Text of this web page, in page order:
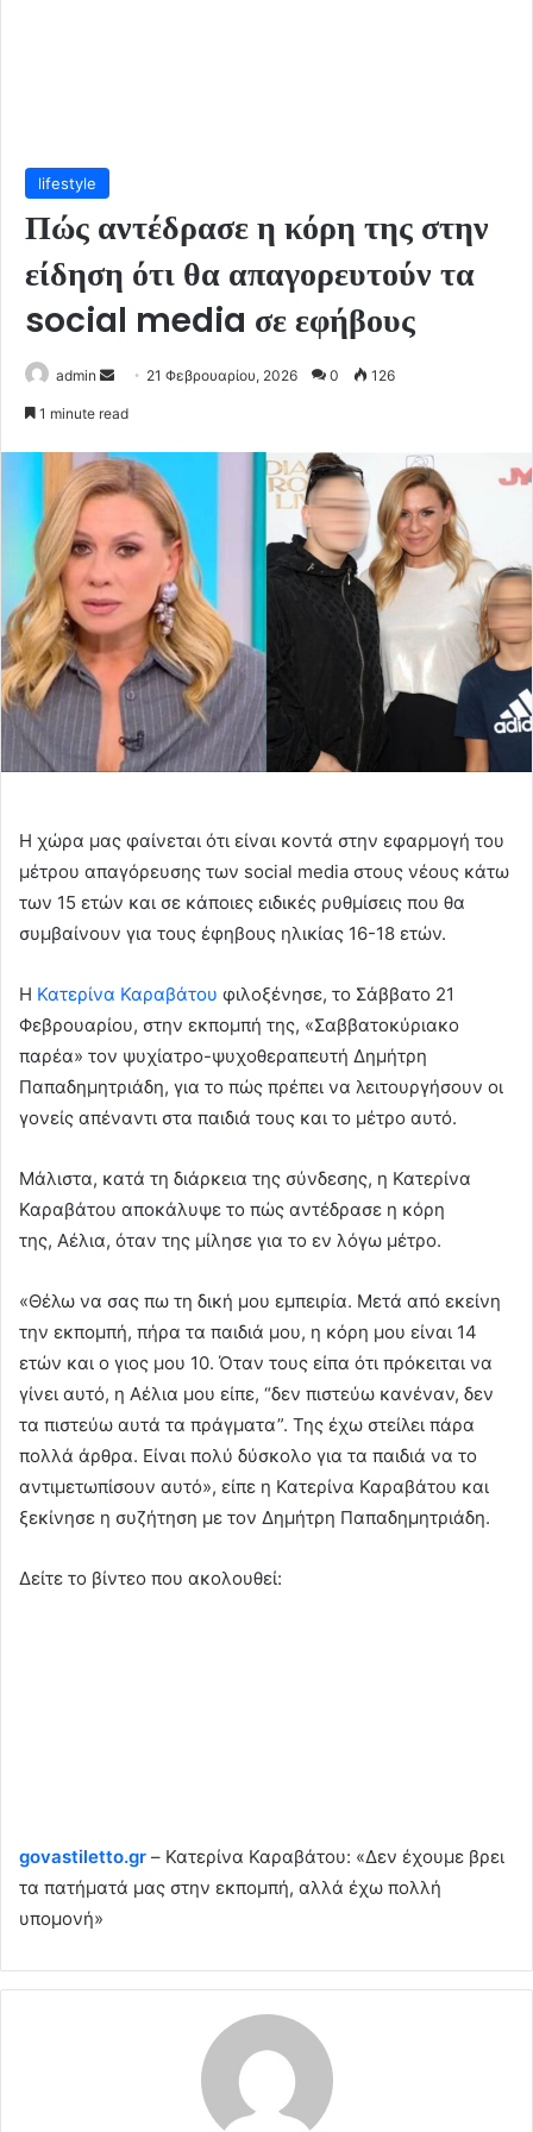
lifestyle
Πώς αντέδρασε η κόρη της στην
είδηση ότι θα απαγορευτούν τα
social media σε εφήβους
admin
Send 21 Φεβρουαρίου, 2026 0 126
1 minute read
Η χώρα μας φαίνεται ότι είναι κοντά στην εφαρμογή του
μέτρου απαγόρευσης των social media στους νέους κάτω
των 15 ετών και σε κάποιες ειδικές ρυθμίσεις που θα
συμβαίνουν για τους έφηβους ηλικίας 16-18 ετών.
Η Κατερίνα Καραβάτου φιλοξένησε, το Σάββατο 21
Φεβρουαρίου, στην εκπομπή της, «Σαββατοκύριακο
παρέα» τον ψυχίατρο-ψυχοθεραπευτή Δημήτρη
Παπαδημητριάδη, για το πώς πρέπει να λειτουργήσουν οι
γονείς απέναντι στα παιδιά τους και το μέτρο αυτό.
Μάλιστα, κατά τη διάρκεια της σύνδεσης, η Κατερίνα
Καραβάτου αποκάλυψε το πώς αντέδρασε η κόρη
της, Αέλια, όταν της μίλησε για το εν λόγω μέτρο.
«Θέλω να σας πω τη δική μου εμπειρία. Μετά από εκείνη
την εκπομπή, πήρα τα παιδιά μου, η κόρη μου είναι 14
ετών και ο γιος μου 10. Όταν τους είπα ότι πρόκειται να
γίνει αυτό, η Αέλια μου είπε, “δεν πιστεύω κανέναν, δεν
τα πιστεύω αυτά τα πράγματα”. Της έχω στείλει πάρα
πολλά άρθρα. Είναι πολύ δύσκολο για τα παιδιά να το
αντιμετωπίσουν αυτό», είπε η Κατερίνα Καραβάτου και
ξεκίνησε η συζήτηση με τον Δημήτρη Παπαδημητριάδη.
Δείτε το βίντεο που ακολουθεί:
govastiletto.gr – Κατερίνα Καραβάτου: «Δεν έχουμε βρει
τα πατήματά μας στην εκπομπή, αλλά έχω πολλή
υπομονή»